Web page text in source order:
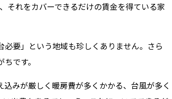
それをカバーできるだけの賃金を得ている家
要」という地域も珍しくありません。さら
です。
みが厳しく暖房費が多くかかる、台風が多く